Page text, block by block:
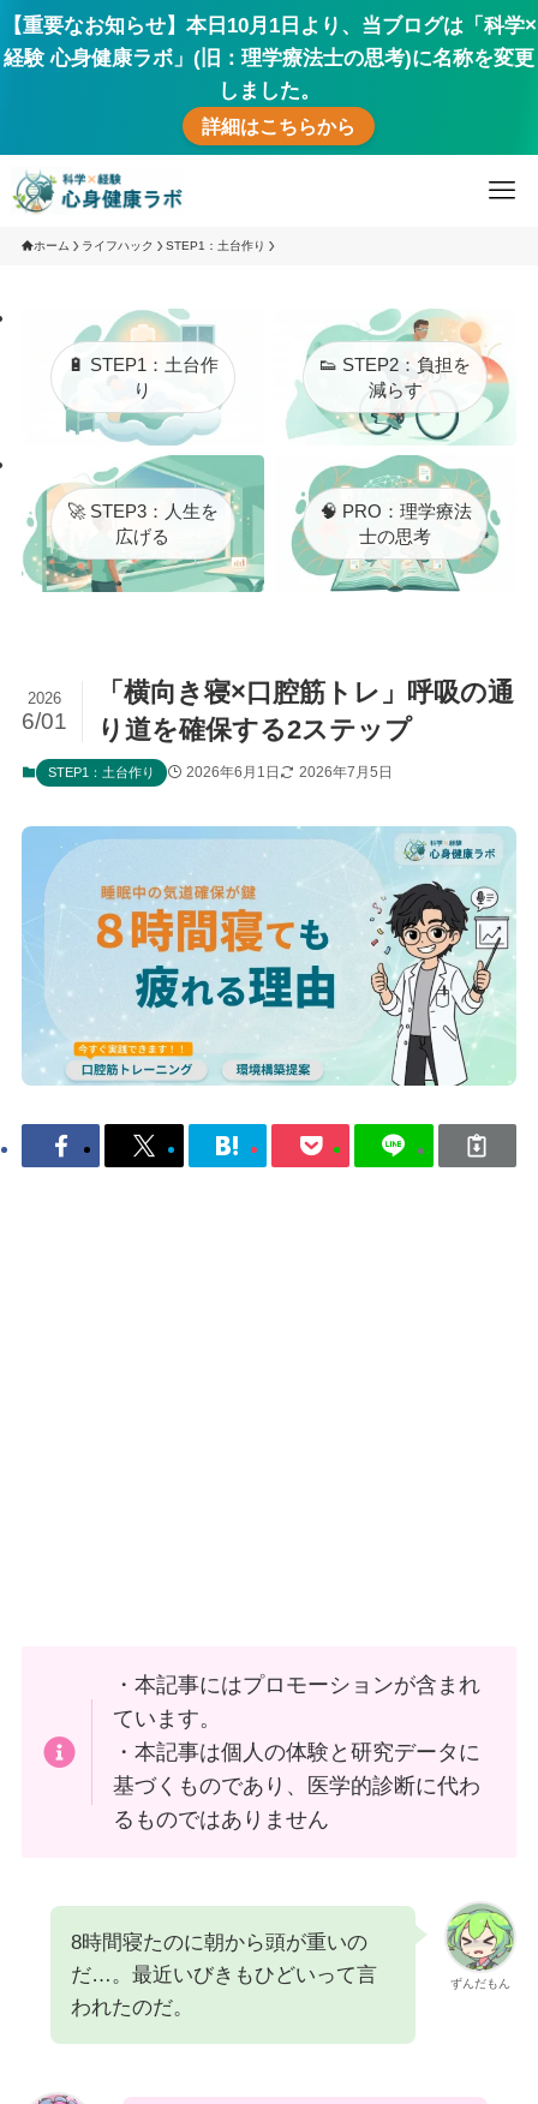
【重要なお知らせ】本日10月1日より、当ブログは「科学×
経験 心身健康ラボ」(旧：理学療法士の思考)に名称を変更
しました。
詳細はこちらから
ホーム ライフハック STEP1：土台作り
🔋 STEP1：土台作
り
👟 STEP2：負担を
減らす
🚀 STEP3：人生を
広げる
🧠 PRO：理学療法
士の思考
「横向き寝×口腔筋トレ」呼吸の通
り道を確保する2ステップ
2026
6/01
STEP1：土台作り 2026年6月1日 2026年7月5日
・本記事にはプロモーションが含まれ
ています。
・本記事は個人の体験と研究データに
基づくものであり、医学的診断に代わ
るものではありません
ずんだもん
8時間寝たのに朝から頭が重いの
だ…。最近いびきもひどいって言
われたのだ。